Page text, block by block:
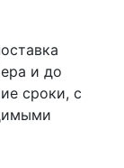
и до
сроки, с